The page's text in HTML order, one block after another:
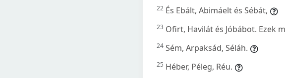
22 És Ebált, Abimáelt és Sébát,
23 Ofirt, Havilát és Jóbábot. Ezek
24 Sém, Arpaksád, Séláh.
25 Héber, Péleg, Réu.